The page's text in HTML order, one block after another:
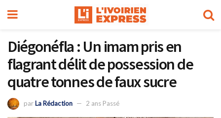
Diégonéfla : Un imam pris en
flagrant délit de possession de
quatre tonnes de faux sucre
parLa Rédaction 2 ans Passé